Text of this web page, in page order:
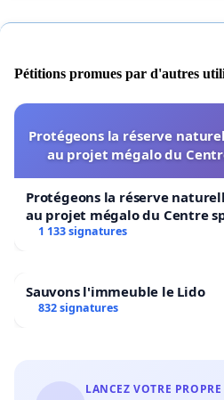
Pétitions promues par d'autres
Protégeons la réserve
au projet mégalo du
Protégeons la réserve
au projet mégalo du Centre
1 133 signatures
Sauvons l'immeuble le Lido
832 signatures
LANCEZ VOTRE